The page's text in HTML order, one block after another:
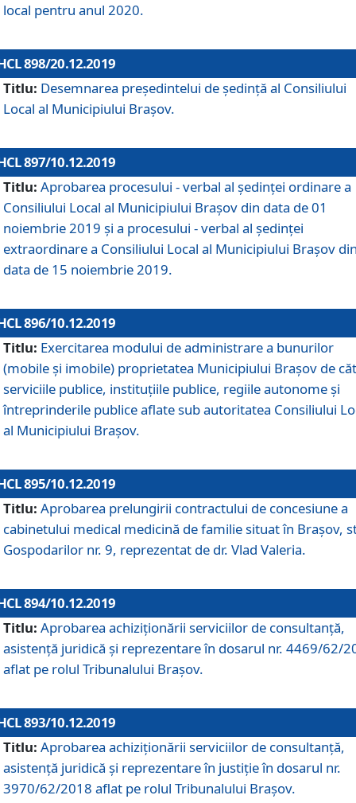
local pentru anul 2020.
898/20.12.2019
Titlu: Desemnarea preşedintelui de şedinţă al Consiliului
Local al Municipiului Braşov.
897/10.12.2019
Titlu: Aprobarea procesului - verbal al şedinţei ordinare a
Consiliului Local al Municipiului Brașov din data de 01
noiembrie 2019 și a procesului - verbal al ședinței
extraordinare a Consiliului Local al Municipiului Brașov
data de 15 noiembrie 2019.
896/10.12.2019
Titlu: Exercitarea modului de administrare a bunurilor
(mobile și imobile) proprietatea Municipiului Brașov de
serviciile publice, instituțiile publice, regiile autonome și
întreprinderile publice aflate sub autoritatea Consiliului
al Municipiului Brașov.
895/10.12.2019
Titlu: Aprobarea prelungirii contractului de concesiune a
cabinetului medical medicină de familie situat în Braşov,
Gospodarilor nr. 9, reprezentat de dr. Vlad Valeria.
894/10.12.2019
Titlu: Aprobarea achiziţionării serviciilor de consultanţă,
asistenţă juridică şi reprezentare în dosarul nr. 4469/62/
aflat pe rolul Tribunalului Braşov.
893/10.12.2019
Titlu: Aprobarea achiziţionării serviciilor de consultanţă,
asistenţă juridică şi reprezentare în justiţie în dosarul nr.
3970/62/2018 aflat pe rolul Tribunalului Braşov.